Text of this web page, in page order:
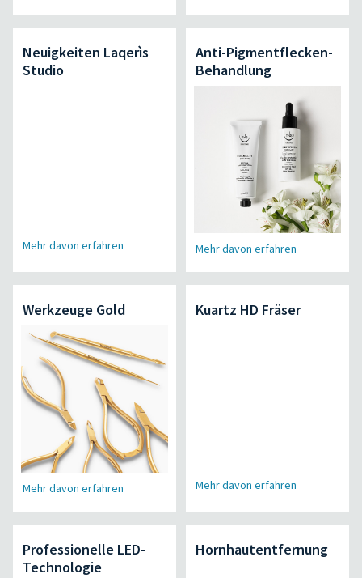
Neuigkeiten Laqerìs
Studio
Mehr davon erfahren
Anti-Pigmentflecken-
Behandlung
Mehr davon erfahren
Werkzeuge Gold
Mehr davon erfahren
Kuartz HD Fräser
Mehr davon erfahren
Professionelle LED-
Technologie
Hornhautentfernung